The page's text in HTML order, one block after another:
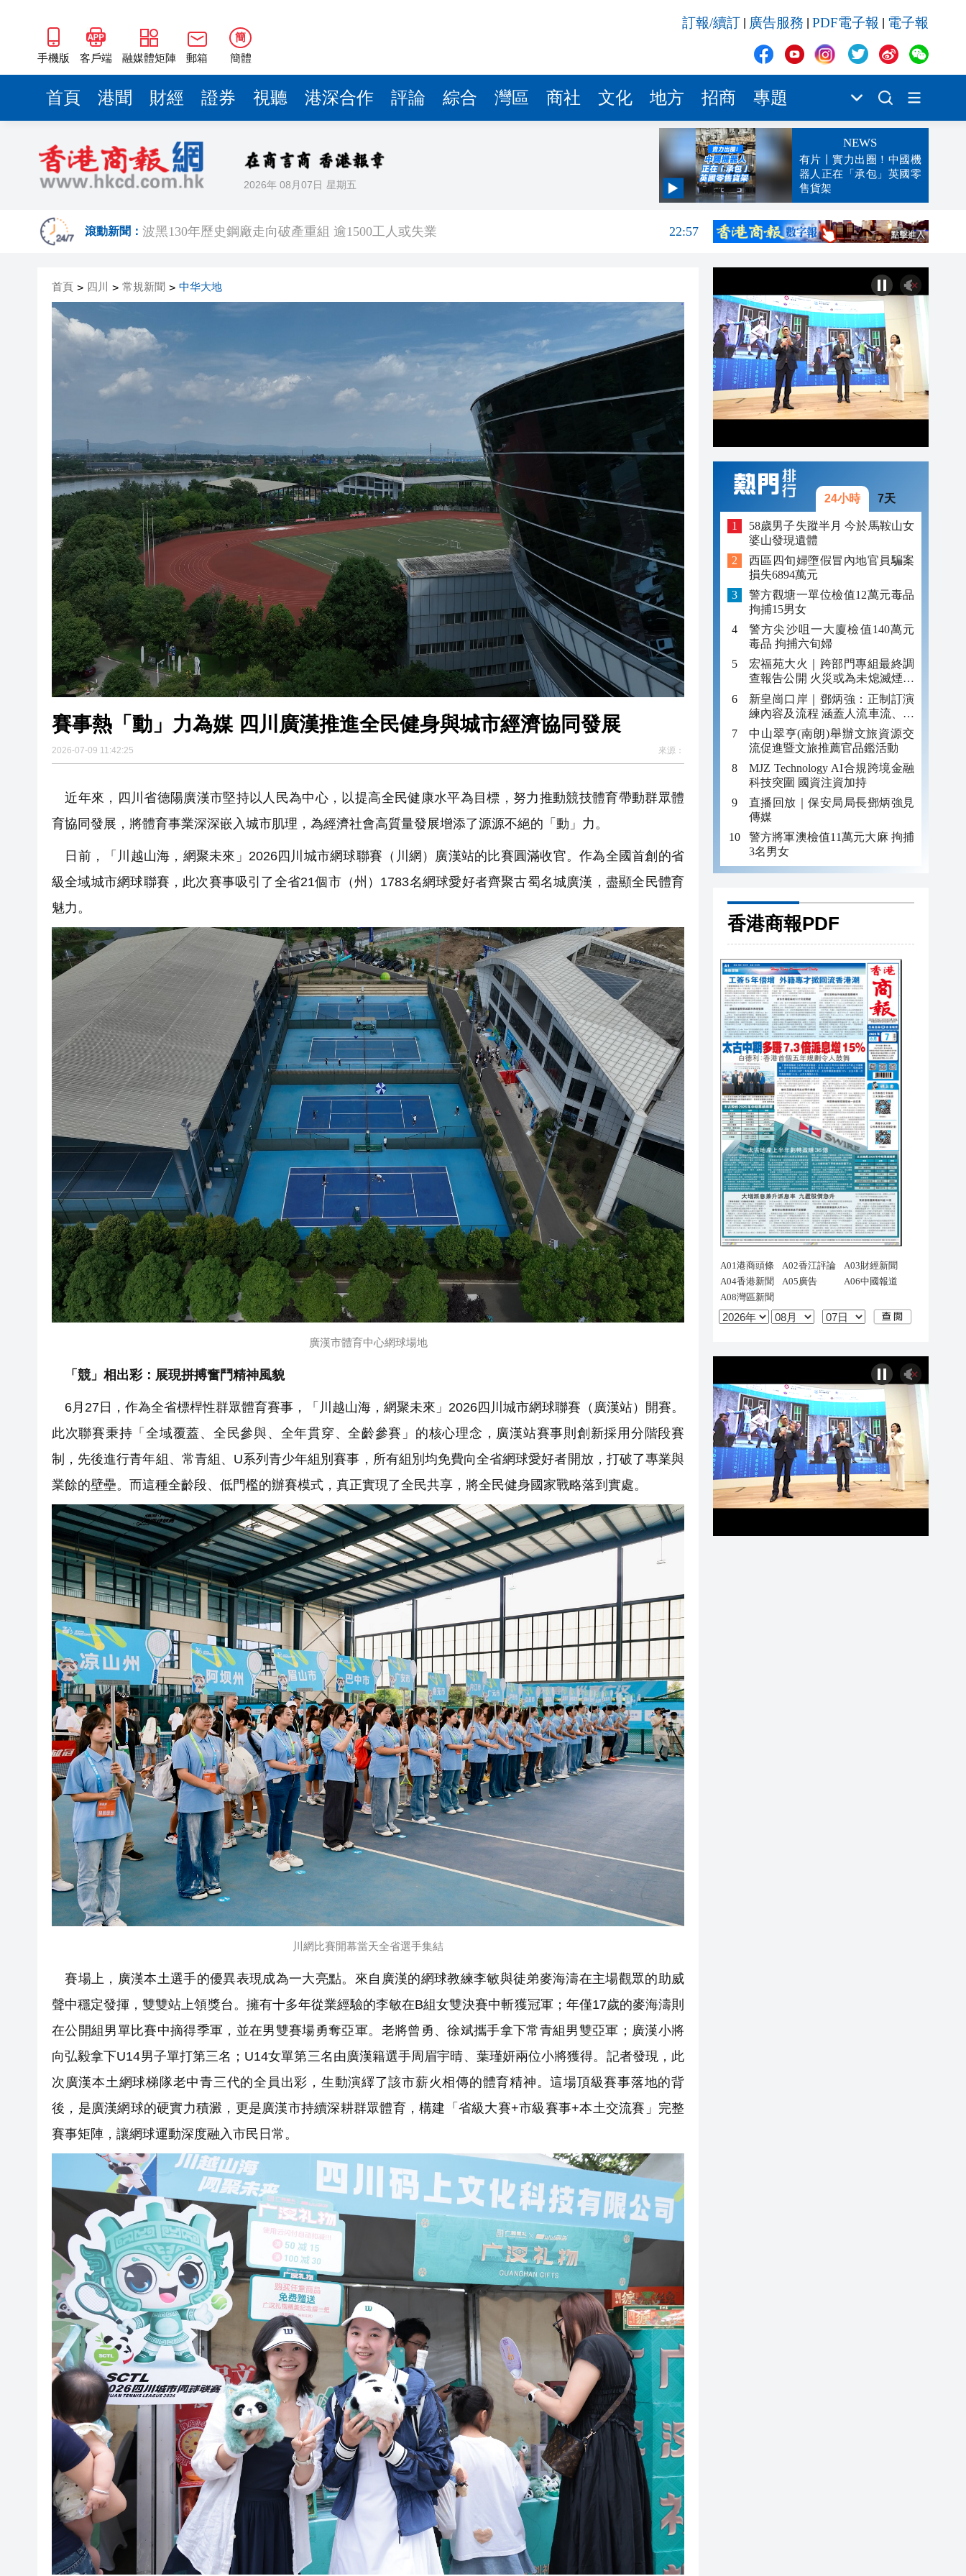
手機版 客戶端 融媒體矩陣 郵箱
簡
簡體
訂報/續訂 廣告服務 PDF電子報 電子報
首頁 港聞 財經 證券 視聽 港深合作 評論 綜合 灣區 商社 文化 地方 招商 專題
2026年 08月07日 星期五
NEWS
有片丨實力出圈！中國機
器人正在「承包」英國零
售貨架
滾動新聞：
23:21
波黑130年歷史鋼廠走向破產重組 逾1500工人或失業
22:57
22:13
路易斯迪亞斯轟世界波 拜仁2:1挫維拉
有片丨宇樹科技IPO路演現場 CEO王興興發聲：讓人工智能為社會服務
美7月非農職位突轉跌2.3萬 美聯儲減息預期升溫
21:41
首頁 > 四川 > 常規新聞 > 中华大地
賽事熱「動」力為媒 四川廣漢推進全民健身與城市經濟協同發展
2026-07-09 11:42:25 來源：
近年來，四川省德陽廣漢市堅持以人民為中心，以提高全民健康水平為目標，努力推動競技體育帶動群眾體
育協同發展，將體育事業深深嵌入城市肌理，為經濟社會高質量發展增添了源源不絕的「動」力。
日前，「川越山海，網聚未來」2026四川城市網球聯賽（川網）廣漢站的比賽圓滿收官。作為全國首創的省
級全域城市網球聯賽，此次賽事吸引了全省21個市（州）1783名網球愛好者齊聚古蜀名城廣漢，盡顯全民體育
魅力。
廣漢市體育中心網球場地
「競」相出彩：展現拼搏奮鬥精神風貌
6月27日，作為全省標桿性群眾體育賽事，「川越山海，網聚未來」2026四川城市網球聯賽（廣漢站）開賽。
此次聯賽秉持「全域覆蓋、全民參與、全年貫穿、全齡參賽」的核心理念，廣漢站賽事則創新採用分階段賽
制，先後進行青年組、常青組、U系列青少年組別賽事，所有組別均免費向全省網球愛好者開放，打破了專業與
業餘的壁壘。而這種全齡段、低門檻的辦賽模式，真正實現了全民共享，將全民健身國家戰略落到實處。
川網比賽開幕當天全省選手集結
賽場上，廣漢本土選手的優異表現成為一大亮點。來自廣漢的網球教練李敏與徒弟麥海濤在主場觀眾的助威
聲中穩定發揮，雙雙站上領獎台。擁有十多年從業經驗的李敏在B組女雙決賽中斬獲冠軍；年僅17歲的麥海濤則
在公開組男單比賽中摘得季軍，並在男雙賽場勇奪亞軍。老將曾勇、徐斌攜手拿下常青組男雙亞軍；廣漢小將
向弘毅拿下U14男子單打第三名；U14女單第三名由廣漢籍選手周眉宇晴、葉瑾妍兩位小將獲得。記者發現，此
次廣漢本土網球梯隊老中青三代的全員出彩，生動演繹了該市薪火相傳的體育精神。這場頂級賽事落地的背
後，是廣漢網球的硬實力積澱，更是廣漢市持續深耕群眾體育，構建「省級大賽+市級賽事+本土交流賽」完整
賽事矩陣，讓網球運動深度融入市民日常。
24小時 7天
58歲男子失蹤半月 今於馬鞍山女
婆山發現遺體
西區四旬婦墮假冒內地官員騙案
損失6894萬元
警方觀塘一單位檢值12萬元毒品
拘捕15男女
警方尖沙咀一大廈檢值140萬元
毒品 拘捕六旬婦
宏福苑大火｜跨部門專組最終調
查報告公開 火災或為未熄滅煙頭
引發
新皇崗口岸｜鄧炳強：正制訂演
練內容及流程 涵蓋人流車流、緊
急應變等
中山翠亨(南朗)舉辦文旅資源交
流促進暨文旅推薦官品鑑活動
MJZ Technology AI合規跨境金融
科技突圍 國資注資加持
直播回放｜保安局局長鄧炳強見
傳媒
警方將軍澳檢值11萬元大麻 拘捕
3名男女
香港商報PDF